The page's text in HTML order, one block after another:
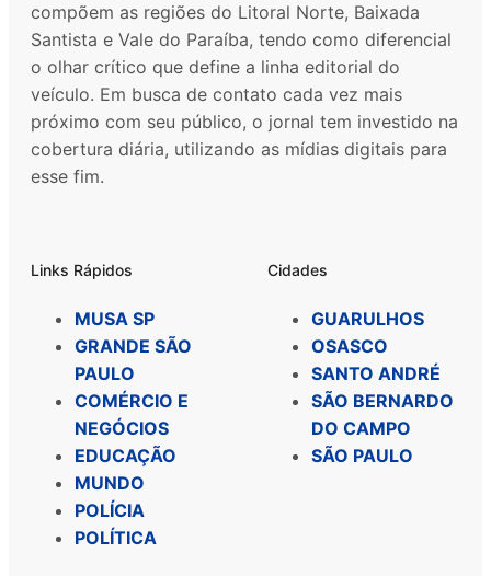
compõem as regiões do Litoral Norte, Baixada
Santista e Vale do Paraíba, tendo como diferencial
o olhar crítico que define a linha editorial do
veículo. Em busca de contato cada vez mais
próximo com seu público, o jornal tem investido na
cobertura diária, utilizando as mídias digitais para
esse fim.
Links Rápidos
MUSA SP
GRANDE SÃO
PAULO
COMÉRCIO E
NEGÓCIOS
EDUCAÇÃO
MUNDO
POLÍCIA
POLÍTICA
Cidades
GUARULHOS
OSASCO
SANTO ANDRÉ
SÃO BERNARDO
DO CAMPO
SÃO PAULO